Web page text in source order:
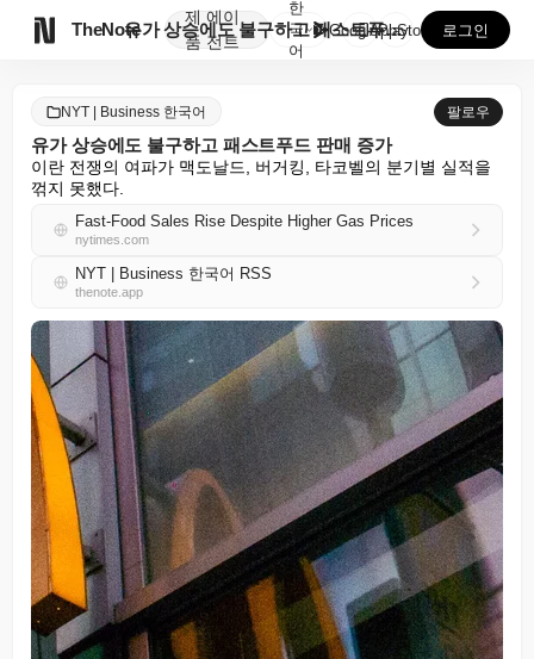
TheNote
제
품
에이
전트
유가 상승에도 불구하고 패스트푸드 판매 증가
한
국
어
GooglePlay
AppStore 로그인
NYT | Business 한국어 팔로우
유가 상승에도 불구하고 패스트푸드 판매 증가
이란 전쟁의 여파가 맥도날드, 버거킹, 타코벨의 분기별 실적을
꺾지 못했다.
Fast-Food Sales Rise Despite Higher Gas Prices
nytimes.com
NYT | Business 한국어 RSS
thenote.app